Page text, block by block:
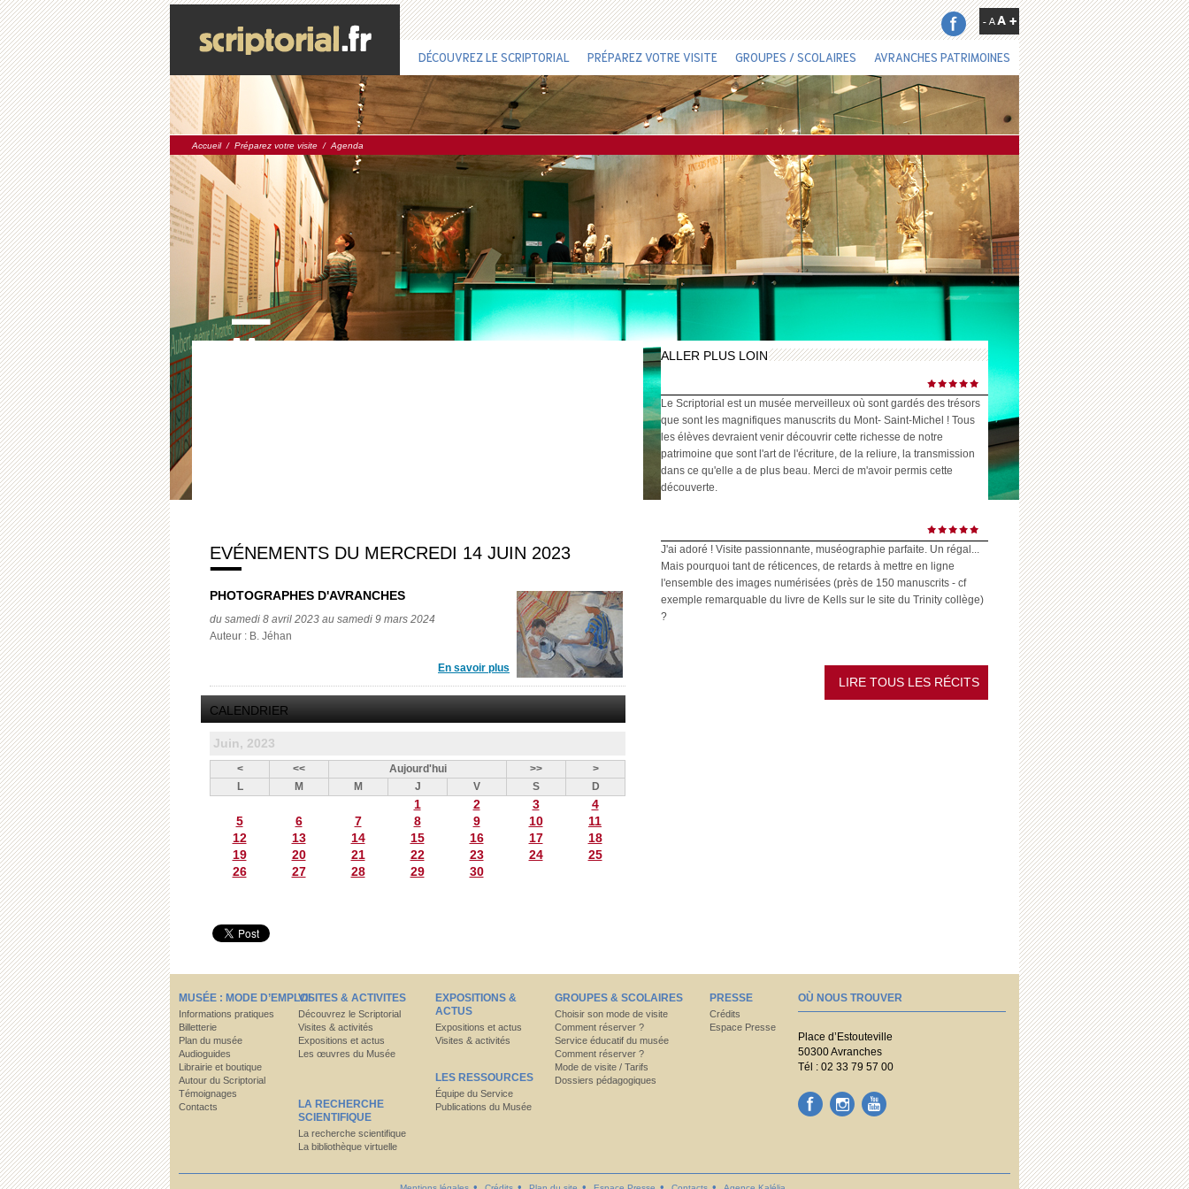
DÉCOUVREZ LE SCRIPTORIAL PRÉPAREZ VOTRE VISITE GROUPES / SCOLAIRES AVRANCHES PATRIMOINES
Accueil/ Préparez votre visite / Agenda
EVÉNEMENTS DU MERCREDI 14 JUIN 2023
PHOTOGRAPHES D'AVRANCHES
du samedi 8 avril 2023 au samedi 9 mars 2024
Auteur : B. Jéhan
En savoir plus
CALENDRIER
Juin, 2023
< << Aujourd'hui >>
>
L
M M J V S D
1 2 3
4
5
6 7 8 9 10
11
12
13 14 15 16 17
18
19
20 21 22 23 24
25
26
27 28 29 30
ALLER PLUS LOIN
Le Scriptorial est un musée merveilleux où sont gardés des trésors
que sont les magnifiques manuscrits du Mont- Saint-Michel ! Tous
les élèves devraient venir découvrir cette richesse de notre
patrimoine que sont l'art de l'écriture, de la reliure, la transmission
dans ce qu'elle a de plus beau. Merci de m'avoir permis cette
découverte.
J'ai adoré ! Visite passionnante, muséographie parfaite. Un régal...
Mais pourquoi tant de réticences, de retards à mettre en ligne
l'ensemble des images numérisées (près de 150 manuscrits - cf
exemple remarquable du livre de Kells sur le site du Trinity collège)
?
LIRE TOUS LES RÉCITS
MUSÉE : MODE D’EMPLOI
Informations pratiques
Billetterie
Plan du musée
Audioguides
Librairie et boutique
Autour du Scriptorial
Témoignages
Contacts
VISITES & ACTIVITES
Découvrez le Scriptorial
Visites & activités
Expositions et actus
Les œuvres du Musée
LA RECHERCHE
SCIENTIFIQUE
La recherche scientifique
La bibliothèque virtuelle
EXPOSITIONS &
ACTUS
Expositions et actus
Visites & activités
LES RESSOURCES
Équipe du Service
Publications du Musée
GROUPES & SCOLAIRES
Choisir son mode de visite
Comment réserver ?
Service éducatif du musée
Comment réserver ?
Mode de visite / Tarifs
Dossiers pédagogiques
PRESSE
Crédits
Espace Presse
OÙ NOUS TROUVER
Place d’Estouteville
50300 Avranches
Tél : 02 33 79 57 00